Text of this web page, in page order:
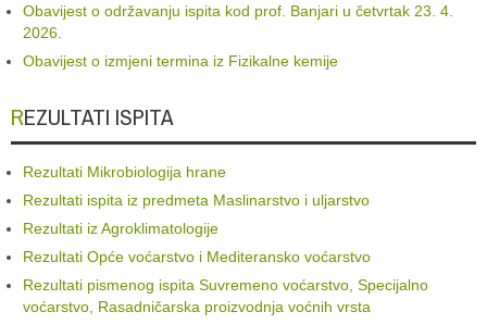
Obavijest o održavanju ispita kod prof. Banjari u četvrtak 23. 4.
2026.
Obavijest o izmjeni termina iz Fizikalne kemije
REZULTATI ISPITA
Rezultati Mikrobiologija hrane
Rezultati ispita iz predmeta Maslinarstvo i uljarstvo
Rezultati iz Agroklimatologije
Rezultati Opće voćarstvo i Mediteransko voćarstvo
Rezultati pismenog ispita Suvremeno voćarstvo, Specijalno
voćarstvo, Rasadničarska proizvodnja voćnih vrsta